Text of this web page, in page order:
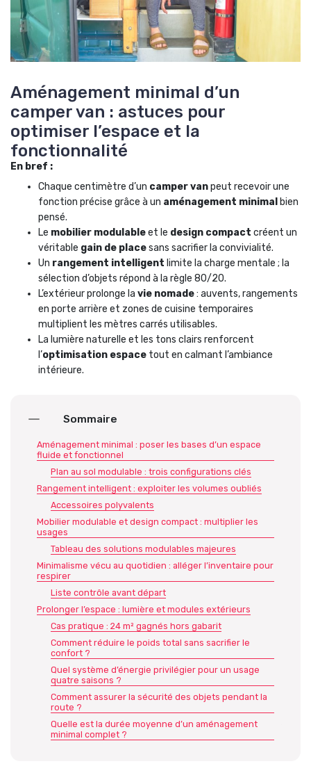
Aménagement minimal d’un
camper van : astuces pour
optimiser l’espace et la
fonctionnalité
En bref :
Chaque centimètre d’un camper vanpeut recevoir une
fonction précise grâce à un aménagement minimal bien
pensé.
Le mobilier modulableet le design compact créent un
véritable gain de placesans sacrifier la convivialité.
Un rangement intelligent limite la charge mentale ; la
sélection d’objets répond à la règle 80/20.
L’extérieur prolonge la vie nomade: auvents, rangements
en porte arrière et zones de cuisine temporaires
multiplient les mètres carrés utilisables.
La lumière naturelle et les tons clairs renforcent
l’optimisation espace tout en calmant l’ambiance
intérieure.
Sommaire
Aménagement minimal : poser les bases d’un espace
fluide et fonctionnel
Plan au sol modulable : trois configurations clés
Rangement intelligent : exploiter les volumes oubliés
Accessoires polyvalents
Mobilier modulable et design compact : multiplier les
usages
Tableau des solutions modulables majeures
Minimalisme vécu au quotidien : alléger l’inventaire pour
respirer
Liste contrôle avant départ
Prolonger l’espace : lumière et modules extérieurs
Cas pratique : 24 m² gagnés hors gabarit
Comment réduire le poids total sans sacrifier le
confort ?
Quel système d’énergie privilégier pour un usage
quatre saisons ?
Comment assurer la sécurité des objets pendant la
route ?
Quelle est la durée moyenne d’un aménagement
minimal complet ?